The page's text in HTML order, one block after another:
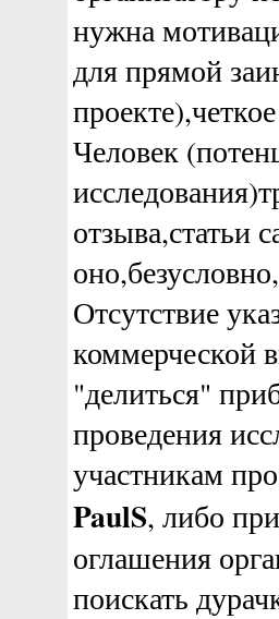
нужна
для прямой
Человек
отзыва,статьи
Отсутствие
коммерческой
"делиться"
проведения
участникам
PaulS, либо
оглашения
поискать